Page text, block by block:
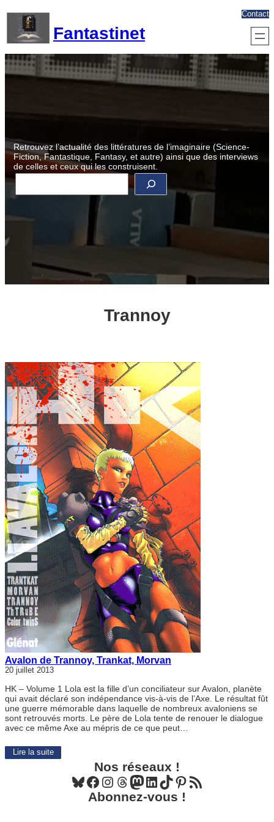
contenu
Fantastinet
Contact
Retrouvez l’actualité des littératures de l’imaginaire (Science-
Fiction, Fantastique, Fantasy, et autre) ainsi que des interviews
de celles et ceux qui les construisent.
R
e
c
e
Trannoy
Avalon de Trannoy, Trankat, Morvan
20 juillet 2013
HK – Volume 1 Lola est la fille d’un conciliateur sur Avalon, planète
qui avait déclaré son indépendance vis-à-vis de l’Axe. Le résultat fût
une guerre mémorable dans laquelle de nombreux avaloniens se
sont retrouvés morts. Le père de Lola tente de renouer le dialogue
avec ce même Axe au mépris de ce que peut…
Lire la suite
Nos réseaux !
Bluesky Facebook Instagram Threads Mastodon LinkedIn TikTok Pinterest Flux RSS
Abonnez-vous !